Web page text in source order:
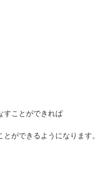
すことができれば
ができるようになります。